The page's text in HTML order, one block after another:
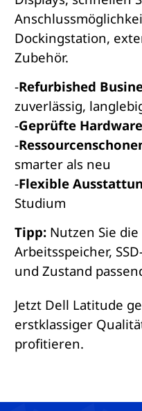
Dockingstation,
Zubehör.
-Refurbished
zuverlässig,
-Geprüfte Hardware
-
smarter als neu
-Flexible
Studium
Tipp: Nutzen Sie die
Arbeitsspeicher,
und Zustand
Jetzt Dell Latitude
erstklassiger
profitieren.